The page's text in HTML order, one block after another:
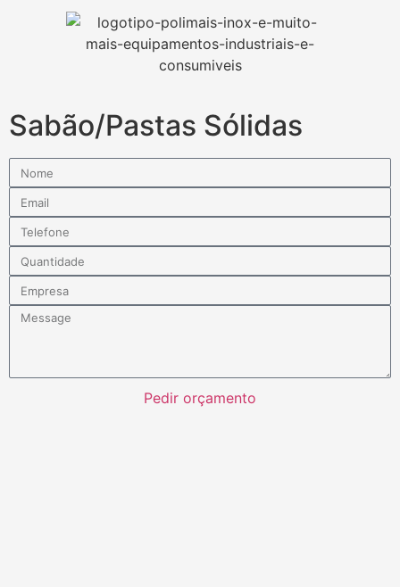
Sabão/Pastas Sólidas
Pedir orçamento